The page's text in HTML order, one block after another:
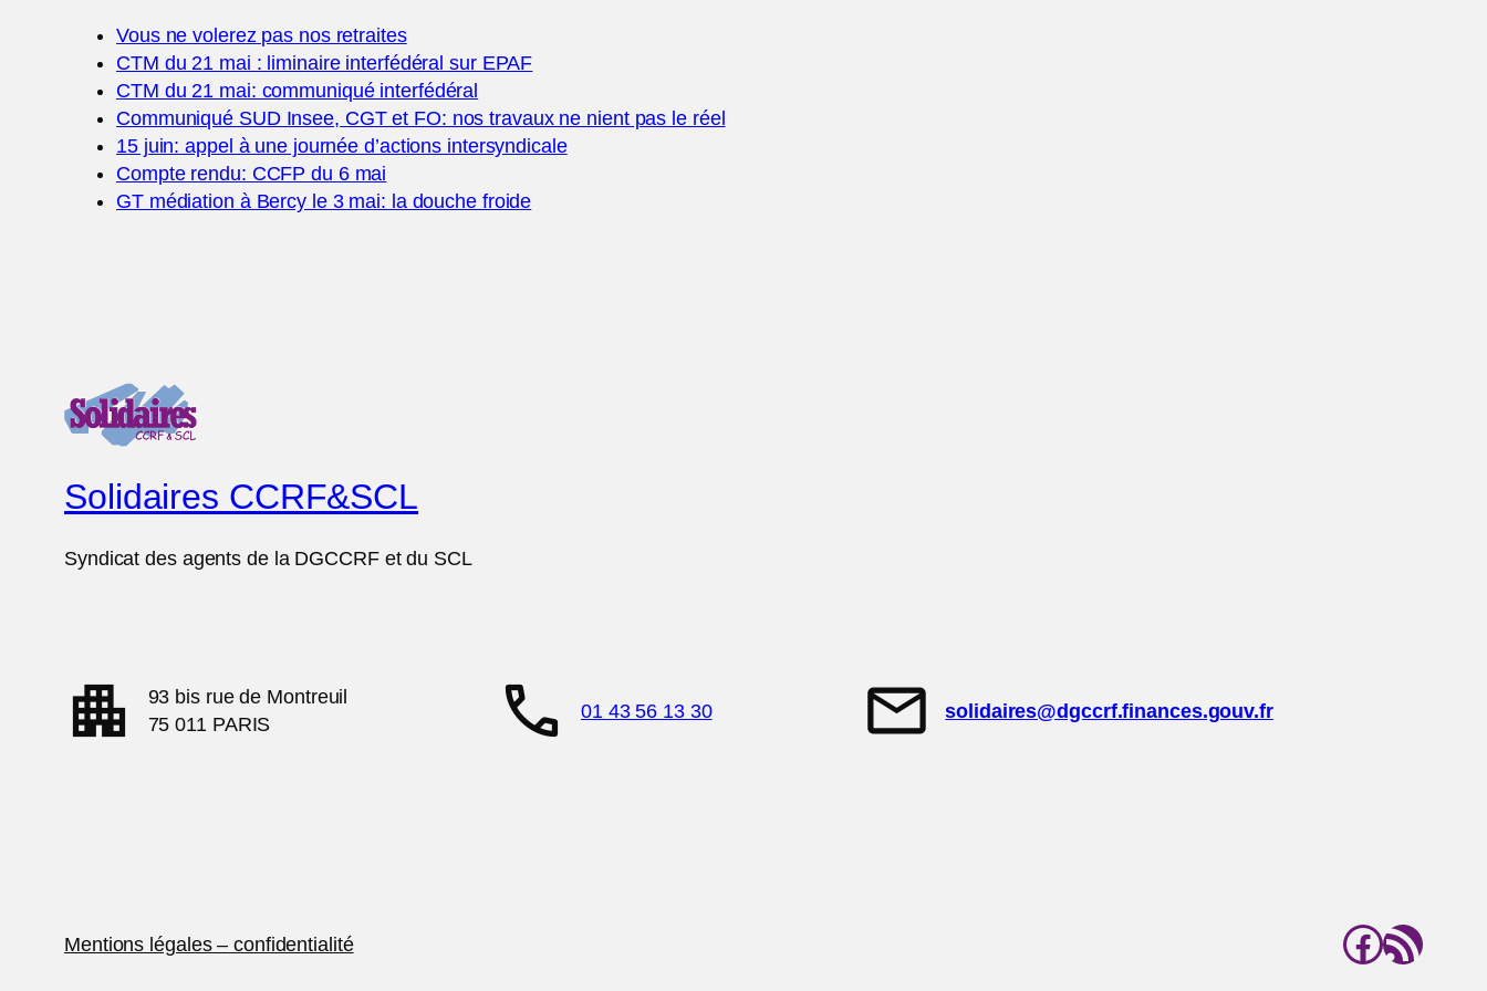
Vous ne volerez pas nos retraites
CTM du 21 mai : liminaire interfédéral sur EPAF
CTM du 21 mai: communiqué interfédéral
Communiqué SUD Insee, CGT et FO: nos travaux ne nient pas le réel
15 juin: appel à une journée d’actions intersyndicale
Compte rendu: CCFP du 6 mai
GT médiation à Bercy le 3 mai: la douche froide
Solidaires CCRF&SCL
Syndicat des agents de la DGCCRF et du SCL
apartment
93 bis rue de Montreuil
75 011 PARIS
call 01 43 56 13 30 mail solidaires@dgccrf.finances.gouv.fr
Mentions légales – confidentialité Flux RSS